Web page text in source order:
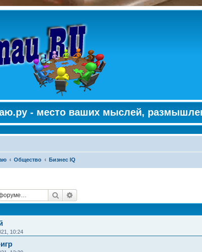
- место ваших мыслей,
Общество Бизнес IQ
Поиск
10:24